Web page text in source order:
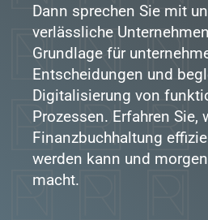
Dann sprechen Sie mit
verlässliche
Grundlage für
Entscheidungen und
Digitalisierung von
Prozessen. Erfahren Sie,
Finanzbuchhaltung
werden kann und
macht.